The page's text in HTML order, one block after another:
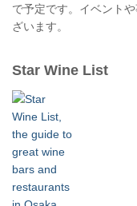
で予定です。イベント
ざいます。
Star Wine List